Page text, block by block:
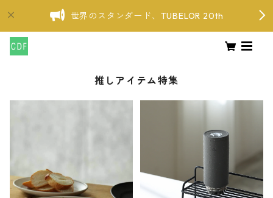
世界のスタンダード、TUBELOR 20th
推しアイテム特集